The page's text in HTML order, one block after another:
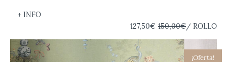
+ INFO
127,50€ 150,00€/ ROLLO
¡Oferta!